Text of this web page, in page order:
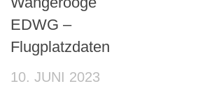
EDWG –
Flugplatzdaten
10. JUNI 2023